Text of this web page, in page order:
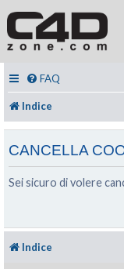
FAQ
Indice
CANCELLA
Sei sicuro di volere
Indice